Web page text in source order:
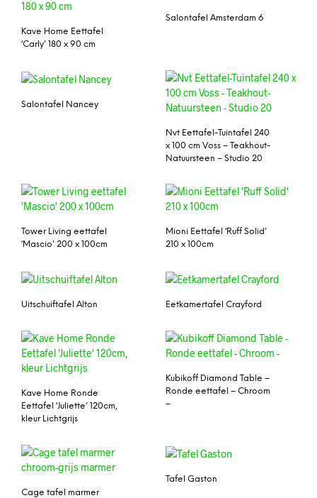
Kave Home Eettafel
‘Carly’ 180 x 90 cm
Salontafel Amsterdam 6
Salontafel Nancey
Nvt Eettafel-Tuintafel 240
x 100 cm Voss – Teakhout-
Natuursteen – Studio 20
Tower Living eettafel
‘Mascio’ 200 x 100cm
Mioni Eettafel ‘Ruff Solid’
210 x 100cm
Uitschuiftafel Alton Eetkamertafel Crayford
Kave Home Ronde
Eettafel ‘Juliette’ 120cm,
kleur Lichtgrijs
Kubikoff Diamond Table –
Ronde eettafel – Chroom
–
Cage tafel marmer
Tafel Gaston